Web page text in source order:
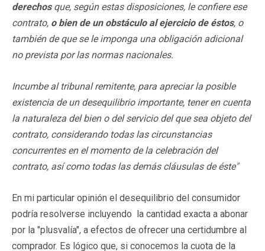
derechosque, según estas disposiciones, le confiere ese
contrato, o bien de un obstáculo al ejercicio de éstos, o
también de que se le imponga una obligación adicional
no prevista por las normas nacionales.
Incumbe al tribunal remitente, para apreciar la posible
existencia de un desequilibrio importante, tener en cuenta
la naturaleza del bien o del servicio del que sea objeto del
contrato, considerando todas las circunstancias
concurrentes en el momento de la celebración del
contrato, así como todas las demás cláusulas de éste"
En mi particular opinión el desequilibrio del consumidor
podría resolverse incluyendo la cantidad exacta a abonar
por la "plusvalía", a efectos de ofrecer una certidumbre al
comprador. Es lógico que, si conocemos la cuota de la